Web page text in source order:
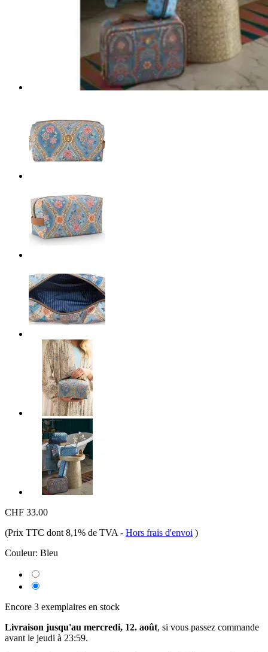
CHF 33.00
(Prix TTC dont 8,1% de TVA - Hors frais d'envoi )
Couleur: Bleu
Encore 3 exemplaires en stock
Livraison jusqu'au mercredi, 12. août, si vous passez commande
avant le jeudi à 23:59.